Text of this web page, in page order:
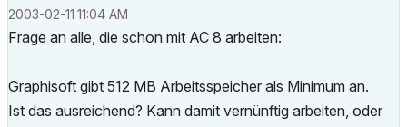
‎2003-02-11 11:04 AM
Frage an alle, die schon mit AC 8 arbeiten:
Graphisoft gibt 512 MB Arbeitsspeicher als Minimum an.
Ist das ausreichend? Kann damit vernünftig arbeiten, oder